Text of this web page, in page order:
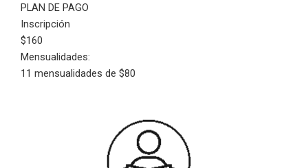
PLAN DE PAGO
Inscripción
$160
Mensualidades:
11 mensualidades de $80